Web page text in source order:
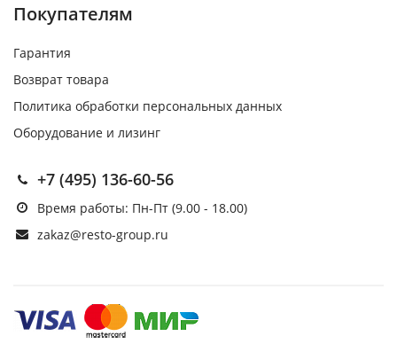
Покупателям
Гарантия
Возврат товара
Политика обработки персональных данных
Оборудование и лизинг
+7 (495) 136-60-56
Время работы: Пн-Пт (9.00 - 18.00)
zakaz@resto-group.ru